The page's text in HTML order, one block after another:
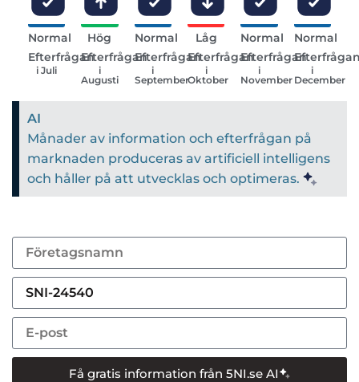
Normal
Efterfrågan
i Juli
Hög
Efterfrågan
i
Augusti
Normal
Efterfrågan
i
September
Låg
Efterfrågan
i
Oktober
Normal
Efterfrågan
i
November
Normal
i
December
AI
Månader av information och efterfrågan på
marknaden produceras av artificiell intelligens
och håller på att utvecklas och optimeras.
Få gratis information från 5NI.se AI